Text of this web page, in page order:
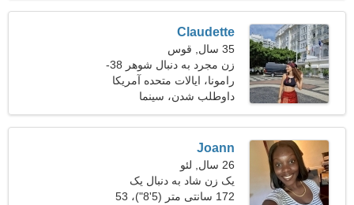
Claudette
35 سال, قوس
زن مجرد به دنبال شوهر 38-
43
رامونا، ایالات متحده آمریکا
داوطلب شدن، سینما
Joann
26 سال, لئو
یک زن شاد به دنبال یک
رابطه طولانی مدت است
172 سانتی متر (5'8")، 53